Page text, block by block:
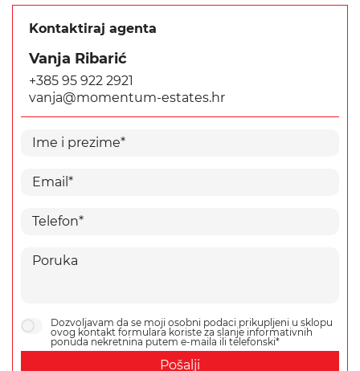
Kontaktiraj agenta
Vanja Ribarić
+385 95 922 2921
vanja@momentum-estates.hr
Dozvoljavam da se moji osobni podaci prikupljeni u sklopu
ovog kontakt formulara koriste za slanje informativnih
ponuda nekretnina putem e-maila ili telefonski*
Pošalji